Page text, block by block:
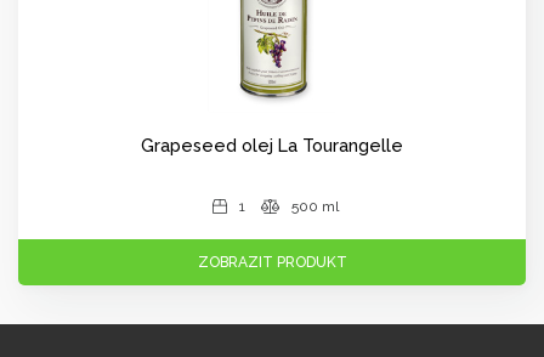
Grapeseed olej La Tourangelle
1 500 ml
ZOBRAZIT PRODUKT